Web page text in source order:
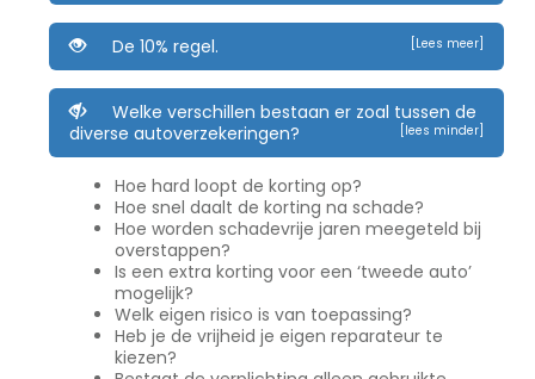
De 10% regel. [Lees meer]
Welke verschillen bestaan er zoal tussen de
diverse autoverzekeringen?
[lees minder]
Hoe hard loopt de korting op?
Hoe snel daalt de korting na schade?
Hoe worden schadevrije jaren meegeteld bij
overstappen?
Is een extra korting voor een ‘tweede auto’
mogelijk?
Welk eigen risico is van toepassing?
Heb je de vrijheid je eigen reparateur te
kiezen?